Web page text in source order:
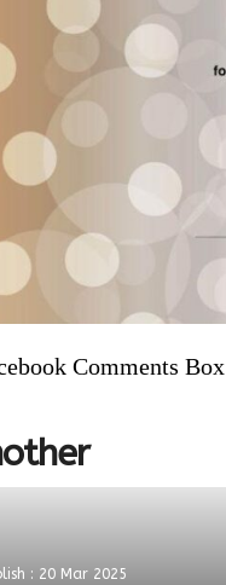
Comments Box
: 20 Mar 2025